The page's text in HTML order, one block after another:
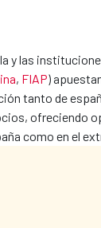
y las
, FIAP​)
tanto de
ofreciendo
como en el